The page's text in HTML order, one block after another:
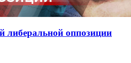
либеральной оппозиции